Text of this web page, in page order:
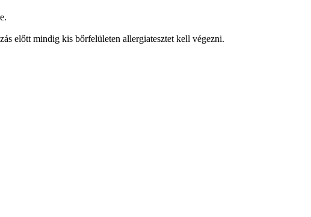
előtt mindig kis bőrfelületen allergiatesztet kell végezni.